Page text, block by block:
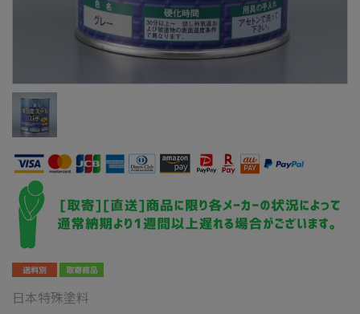
日本特殊塗料